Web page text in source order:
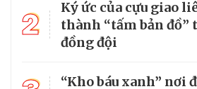
2
Ký ức của cựu giao
thành “tấm bản đồ”
đồng đội
“Kho báu xanh” nơi